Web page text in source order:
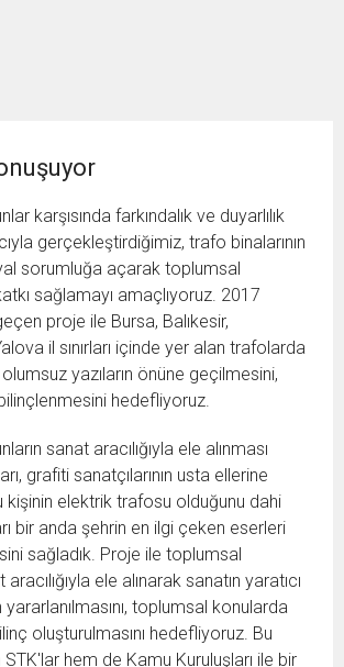
karşısında farkındalık ve duyarlılık
gerçekleştirdiğimiz, trafo binalarının
sorumluğa açarak toplumsal
sağlamayı amaçlıyoruz. 2017
proje ile Bursa, Balıkesir,
il sınırları içinde yer alan trafolarda
yazıların önüne geçilmesini,
hedefliyoruz.
sanat aracılığıyla ele alınması
grafiti sanatçılarının usta ellerine
kişinin elektrik trafosu olduğunu dahi
bir anda şehrin en ilgi çeken eserleri
sağladık. Proje ile toplumsal
ele alınarak sanatın yaratıcı
yararlanılmasını, toplumsal konularda
oluşturulmasını hedefliyoruz. Bu
hem de Kamu Kuruluşları ile bir